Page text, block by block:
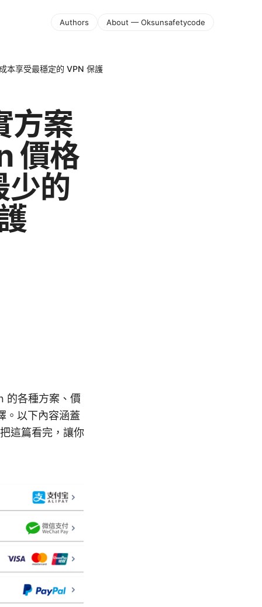
Authors About — Oksunsafetycode
本享受最穩定的 VPN 保護
方案
價格
少的
的各種方案、價
。以下內容涵蓋
這篇看完，讓你